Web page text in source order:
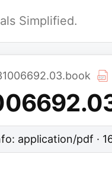
Simplified.
application/pdf ·